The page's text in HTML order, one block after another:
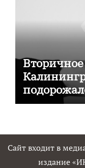
Сайт входит в
издание